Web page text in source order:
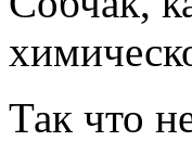
Так что